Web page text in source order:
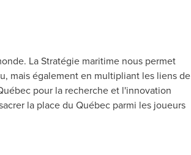
La Stratégie maritime nous permet
mais également en multipliant les liens de
pour la recherche et l'innovation
la place du Québec parmi les joueurs